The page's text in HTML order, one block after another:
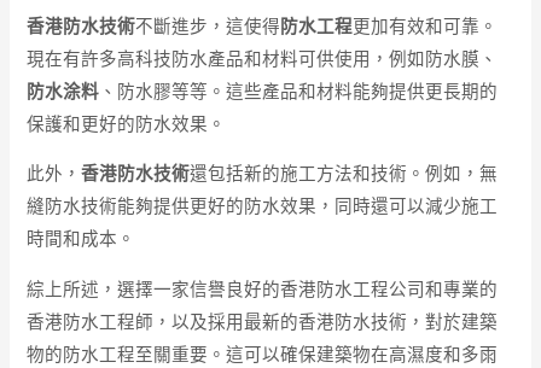
香港防水技術不斷進步，這使得防水工程更加有效和可靠。
現在有許多高科技防水產品和材料可供使用，例如防水膜、
防水涂料 、防水膠等等。這些產品和材料能夠提供更長期的
保護和更好的防水效果。
此外，香港防水技術還包括新的施工方法和技術。例如，無
縫防水技術能夠提供更好的防水效果，同時還可以減少施工
時間和成本。
綜上所述，選擇一家信譽良好的香港防水工程公司和專業的
香港防水工程師，以及採用最新的香港防水技術，對於建築
物的防水工程至關重要。這可以確保建築物在高濕度和多雨